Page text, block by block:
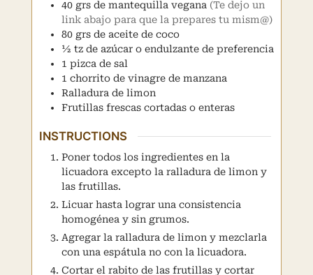
40 grs de mantequilla vegana (Te dejo un
link abajo para que la prepares tu mism@)
80 grs de aceite de coco
½ tz de azúcar o endulzante de preferencia
1 pizca de sal
1 chorrito de vinagre de manzana
Ralladura de limon
Frutillas frescas cortadas o enteras
INSTRUCTIONS
Poner todos los ingredientes en la
licuadora excepto la ralladura de limon y
las frutillas.
Licuar hasta lograr una consistencia
homogénea y sin grumos.
Agregar la ralladura de limon y mezclarla
con una espátula no con la licuadora.
Cortar el rabito de las frutillas y cortar